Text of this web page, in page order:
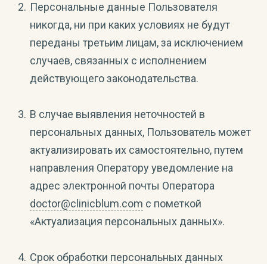
Персональные данные Пользователя
никогда, ни при каких условиях не будут
переданы третьим лицам, за исключением
случаев, связанных с исполнением
действующего законодательства.
В случае выявления неточностей в
персональных данных, Пользователь может
актуализировать их самостоятельно, путем
направления Оператору уведомление на
адрес электронной почты Оператора
doctor@clinicblum.com с пометкой
«Актуализация персональных данных».
Срок обработки персональных данных